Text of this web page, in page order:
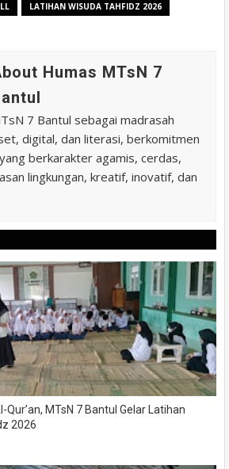
LATIHAN WISUDA TAHFIDZ 2026
Humas MTsN 7
7 Bantul sebagai madrasah
digital, dan literasi, berkomitmen
berkarakter agamis, cerdas,
lingkungan, kreatif, inovatif, dan
MTsN 7 Bantul Gelar Latihan
2026